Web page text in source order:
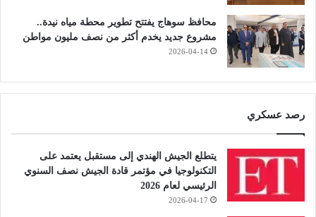
محافظ سوهاج يفتتح تطوير محطة مياه نيدة..
مشروع جديد يخدم أكثر من نصف مليون مواطن
2026-04-14
رصد عسكري
يتطلع الجيش الهندي إلى مستقبل يعتمد على
التكنولوجيا في مؤتمر قادة الجيش نصف السنوي
الرئيسي لعام 2026
2026-04-17